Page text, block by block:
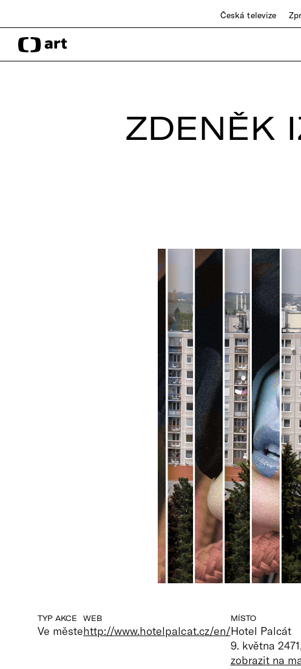
Česká televize
ZDENĚK
TYP AKCE
Ve měste
WEB
http://www.hotelpalcat.cz/en/
MÍSTO
Hotel Palcát
9. května
zobrazit na